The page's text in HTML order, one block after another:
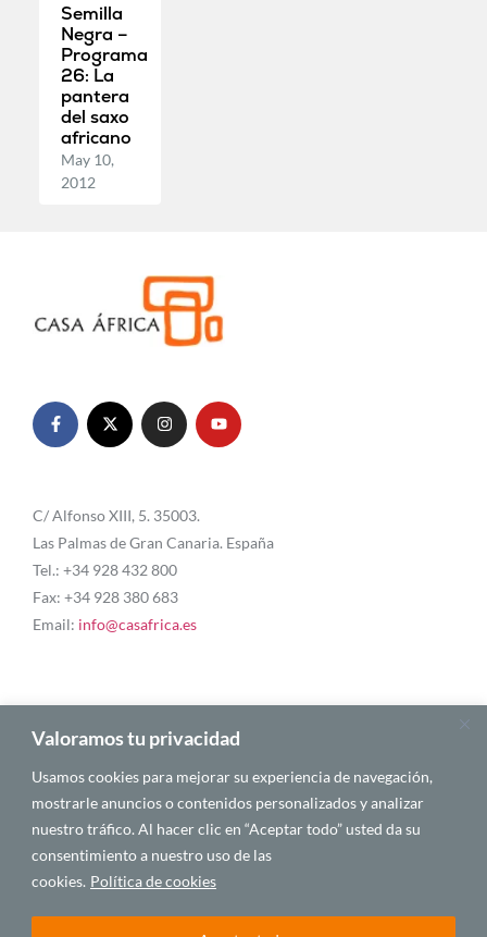
Valoramos tu privacidad
Usamos cookies para mejorar su experiencia de navegación,
mostrarle anuncios o contenidos personalizados y analizar
nuestro tráfico. Al hacer clic en “Aceptar todo” usted da su
consentimiento a nuestro uso de las
cookies. Política de cookies
Semilla
Negra –
Programa
26: La
pantera
del saxo
africano
May 10,
2012
C/ Alfonso XIII, 5. 35003.
Las Palmas de Gran Canaria. España
Tel.: +34 928 432 800
Fax: +34 928 380 683
Email: info@casafrica.es
Blog
About Us
Personalities
English